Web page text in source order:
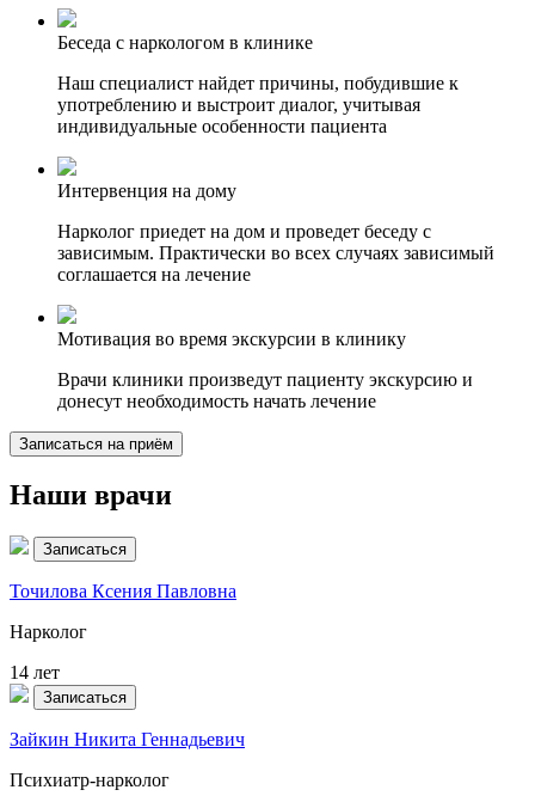
Беседа с наркологом в клинике
Наш специалист найдет причины, побудившие к
употреблению и выстроит диалог, учитывая
индивидуальные особенности пациента
Интервенция на дому
Нарколог приедет на дом и проведет беседу с
зависимым. Практически во всех случаях зависимый
соглашается на лечение
Мотивация во время экскурсии в клинику
Врачи клиники произведут пациенту экскурсию и
донесут необходимость начать лечение
Записаться на приём
Наши врачи
Записаться
Точилова Ксения Павловна
Нарколог
14 лет
Записаться
Зайкин Никита Геннадьевич
Психиатр-нарколог